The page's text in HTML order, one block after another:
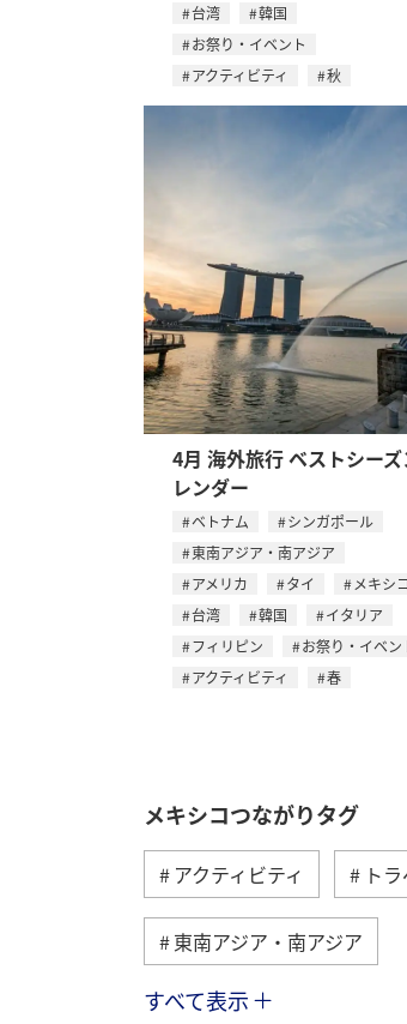
台湾
韓国
お祭り・イベント
アクティビティ
秋
4月 海外旅行 ベストシーズ
レンダー
ベトナム
シンガポール
東南アジア・南アジア
アメリカ
タイ
メキシ
台湾
韓国
イタリア
フィリピン
お祭り・イベン
アクティビティ
春
メキシコつながりタグ
アクティビティ ト
東南アジア・南アジア
台湾
すべて表示